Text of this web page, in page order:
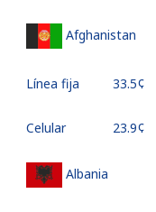
Afghanistan
Línea fija ⁦33.5¢⁩
Celular ⁦23.9¢⁩
Albania